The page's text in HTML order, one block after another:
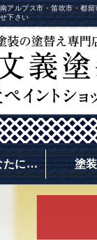
アルプス市・笛吹市・都
下さい
たに… 塗